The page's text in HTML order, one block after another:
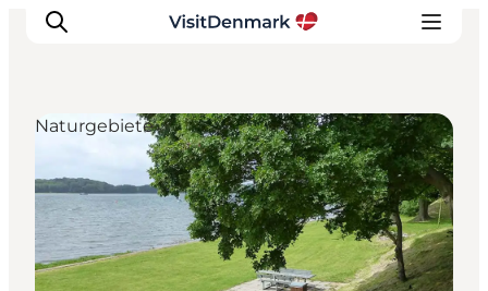
Inspiration
Regionen
Erlebnisse
Unterkünfte
Naturgebiete